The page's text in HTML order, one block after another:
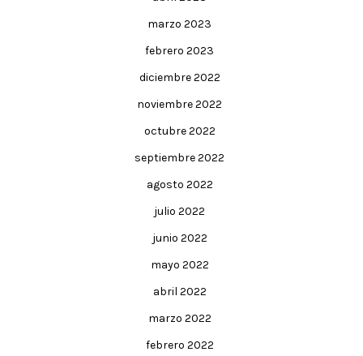
marzo 2023
febrero 2023
diciembre 2022
noviembre 2022
octubre 2022
septiembre 2022
agosto 2022
julio 2022
junio 2022
mayo 2022
abril 2022
marzo 2022
febrero 2022